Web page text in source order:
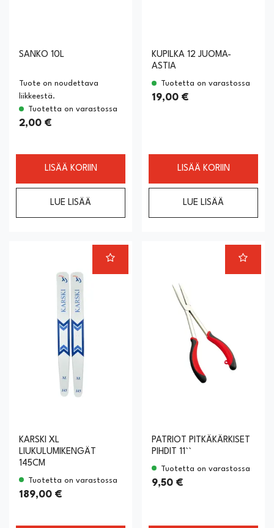
SANKO 10L
Tuote on noudettava
liikkeestä.
Tuotetta on varastossa
2,00 €
LISÄÄ KORIIN
LUE LISÄÄ
KUPILKA 12 JUOMA-
ASTIA
Tuotetta on varastossa
19,00 €
LISÄÄ KORIIN
LUE LISÄÄ
KARSKI XL
LIUKULUMIKENGÄT
145CM
Tuotetta on varastossa
189,00 €
PATRIOT PITKÄKÄRKISET
PIHDIT 11``
Tuotetta on varastossa
9,50 €